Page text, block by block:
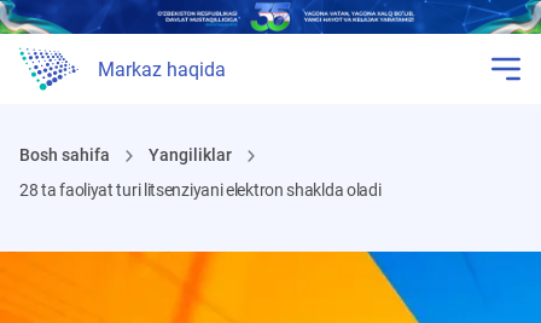
Markaz haqida
Bosh sahifa
Yangiliklar
28 ta faoliyat turi litsenziyani elektron shaklda oladi